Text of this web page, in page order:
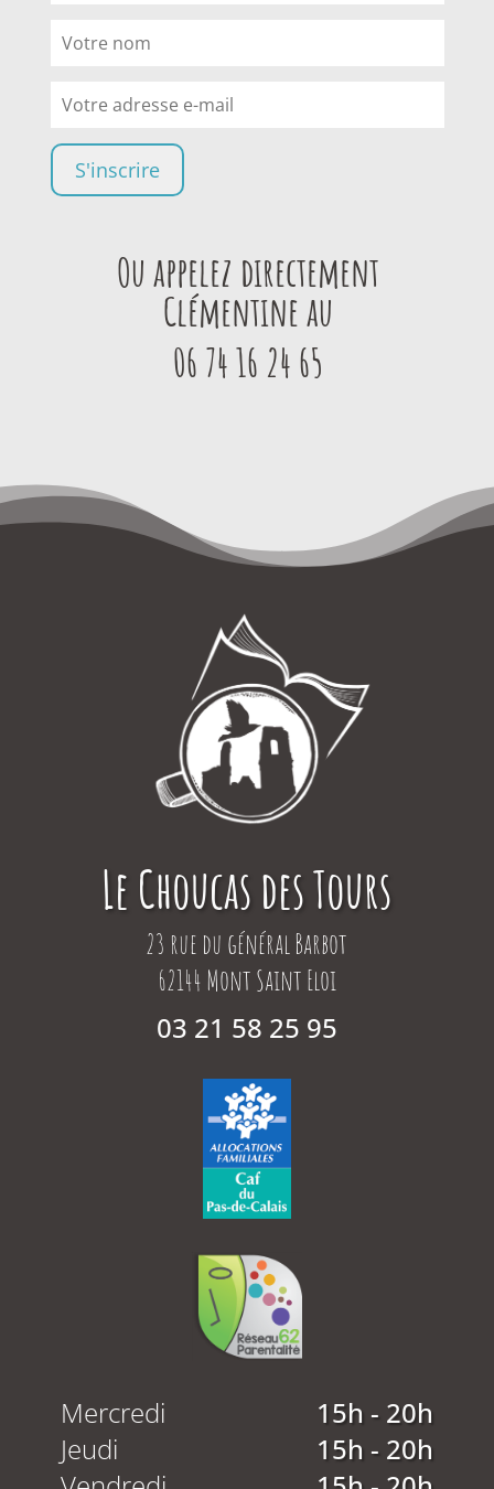
Ou appelez directement
Clémentine au
06 74 16 24 65
Le Choucas des Tours
23 rue du général Barbot
62144 Mont Saint Eloi
03 21 58 25 95
Mercredi
15h - 20h
Jeudi
15h - 20h